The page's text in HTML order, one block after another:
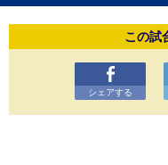
この試
シェアする